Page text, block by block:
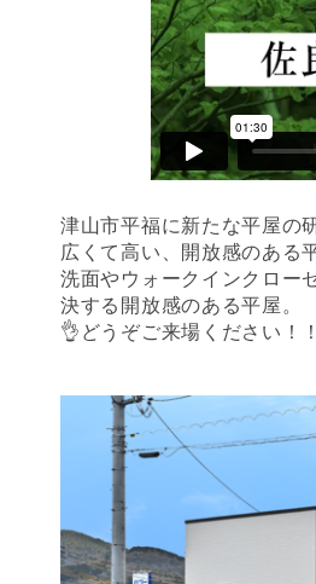
津山市平福に新たな平屋の
広くて高い、開放感のある
洗面やウォークインクロー
決する開放感のある平屋。
👌どうぞご来場ください！